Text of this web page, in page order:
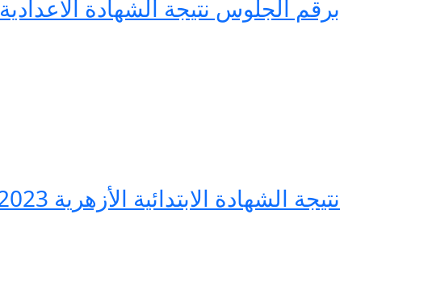
برقم الجلوس نتيجة الشهادة الاعدادية 2023 كفر الشيخ
نتيجة الشهادة الابتدائية الأزهرية 2023بالاسم ورقم الجلوس … بوابة الازهر الشريف